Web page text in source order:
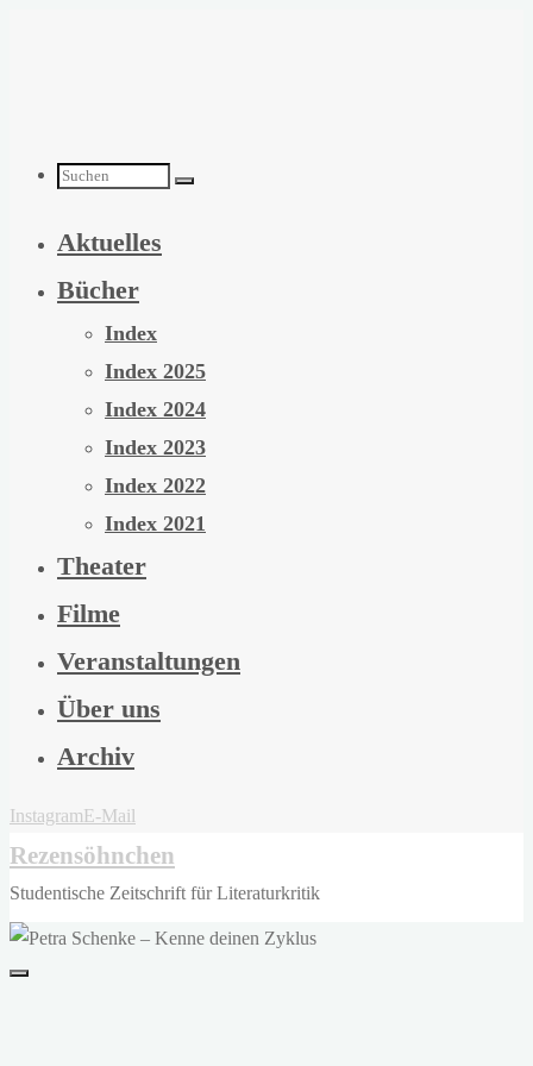
Suchen
nach:
Aktuelles
Bücher
Index
Index 2025
Index 2024
Index 2023
Index 2022
Index 2021
Theater
Filme
Veranstaltungen
Über uns
Archiv
InstagramE-Mail
Rezensöhnchen
Studentische Zeitschrift für Literaturkritik